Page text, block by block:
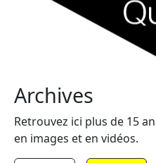
Archives
Retrouvez ici plus de 15
en images et en vidéos.